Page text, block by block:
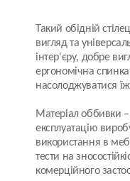
Такий обідній
вигляд та
інтер'єру, добре
ергономічна
насолоджуватися
Матеріал оббивки
експлуатацію
використання в
тести на
комерційного